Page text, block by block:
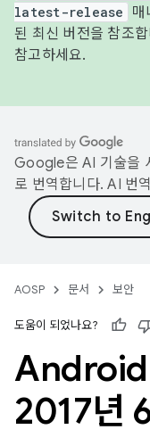
latest-release
매
된 최신 버전을 참조
참고하세요.
Google은 AI 기술을
로 번역합니다. AI 번
AOSP 문서 보안
도움이 되었나요?
Android
2017년